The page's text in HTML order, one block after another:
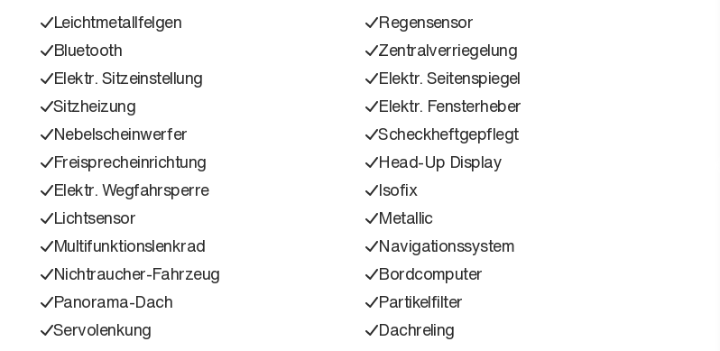
Leichtmetallfelgen
Regensensor
Bluetooth
Zentralverriegelung
Elektr. Sitzeinstellung
Elektr. Seitenspiegel
Sitzheizung
Elektr. Fensterheber
Nebelscheinwerfer
Scheckheftgepflegt
Freisprecheinrichtung
Head-Up Display
Elektr. Wegfahrsperre
Isofix
Lichtsensor
Metallic
Multifunktionslenkrad
Navigationssystem
Nichtraucher-Fahrzeug
Bordcomputer
Panorama-Dach
Partikelfilter
Servolenkung
Dachreling